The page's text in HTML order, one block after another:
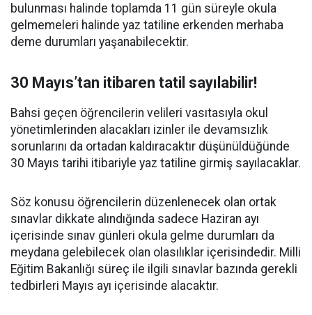
bulunması halinde toplamda 11 gün süreyle okula
gelmemeleri halinde yaz tatiline erkenden merhaba
deme durumları yaşanabilecektir.
30 Mayıs’tan itibaren tatil sayılabilir!
Bahsi geçen öğrencilerin velileri vasıtasıyla okul
yönetimlerinden alacakları izinler ile devamsızlık
sorunlarını da ortadan kaldıracaktır düşünüldüğünde
30 Mayıs tarihi itibariyle yaz tatiline girmiş sayılacaklar.
Söz konusu öğrencilerin düzenlenecek olan ortak
sınavlar dikkate alındığında sadece Haziran ayı
içerisinde sınav günleri okula gelme durumları da
meydana gelebilecek olan olasılıklar içerisindedir. Milli
Eğitim Bakanlığı süreç ile ilgili sınavlar bazında gerekli
tedbirleri Mayıs ayı içerisinde alacaktır.